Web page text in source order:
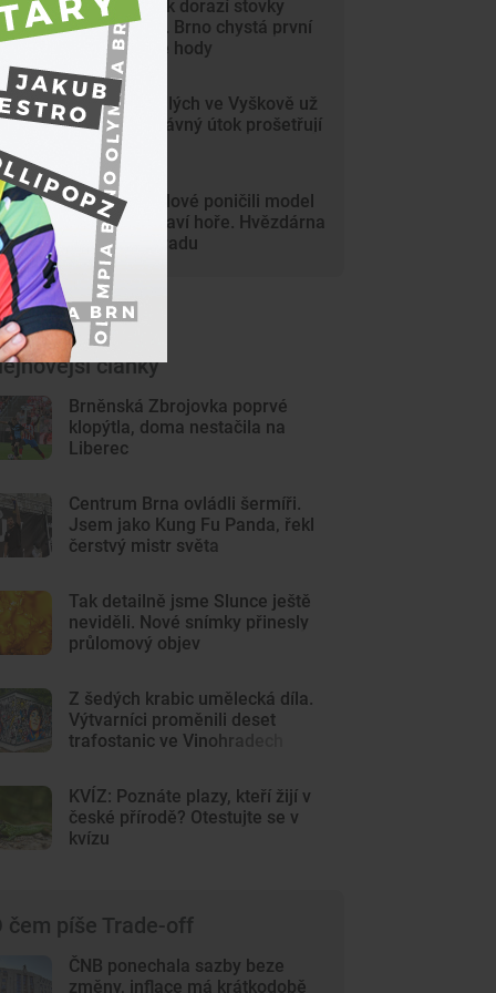
Na Svoboďák dorazí stovky
krojovaných. Brno chystá první
celoměstské hody
Gang nezletilých ve Vyškově už
dořádil. Nedávný útok prošetřují
kriminalisté
Mladí vandalové poničili model
Marsu na Kraví hoře. Hvězdárna
zařídila náhradu
články
Brněnská Zbrojovka poprvé
klopýtla, doma nestačila na
Liberec
Centrum Brna ovládli šermíři.
Jsem jako Kung Fu Panda, řekl
čerstvý mistr světa
Tak detailně jsme Slunce ještě
neviděli. Nové snímky přinesly
průlomový objev
Z šedých krabic umělecká díla.
Výtvarníci proměnili deset
trafostanic ve Vinohradech
KVÍZ: Poznáte plazy, kteří žijí v
české přírodě? Otestujte se v
kvízu
čem píše Trade-off
ČNB ponechala sazby beze
změny, inflace má krátkodobě